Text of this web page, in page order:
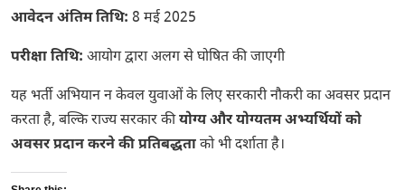
आवेदन अंतिम तिथि: 8 मई 2025
परीक्षा तिथि: आयोग द्वारा अलग से घोषित की जाएगी
यह भर्ती अभियान न केवल युवाओं के लिए सरकारी नौकरी का अवसर प्रदान
करता है, बल्कि राज्य सरकार कीयोग्य और योग्यतम अभ्यर्थियों को
अवसर प्रदान करने की प्रतिबद्धताको भी दर्शाता है।